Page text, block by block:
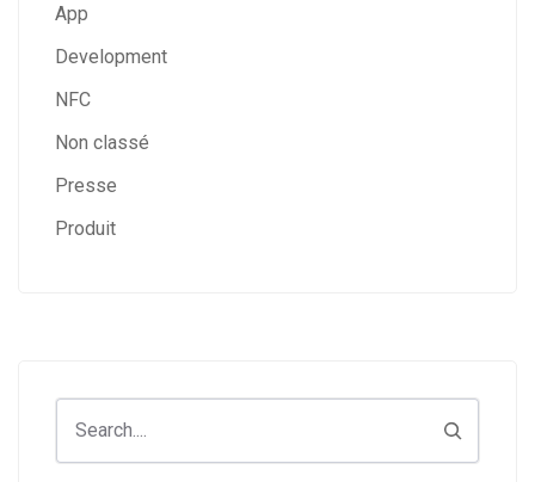
App
Development
NFC
Non classé
Presse
Produit